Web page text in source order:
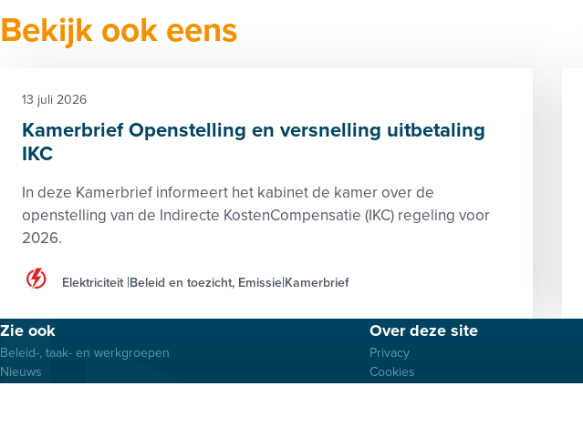
Bekijk ook eens
Kamerbrief Openstelling en versnelling uitbetaling
IKC
In deze Kamerbrief informeert het kabinet de kamer over de
openstelling van de Indirecte KostenCompensatie (IKC) regeling voor
2026.
13 juli 2026
Elektriciteit Beleid en toezicht, Emissie Kamerbrief
Footer
menu
Zie ook
Beleid-, taak- en werkgroepen
Nieuws
Over deze site
Privacy
Cookies